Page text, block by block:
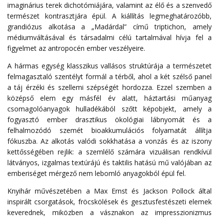
imaginárius terek dichotómiájára, valamint az élő és a szenvedő
természet kontrasztjára épül. A kiállítás legmeghatározóbb,
grandiózus alkotása a „Madárdal” című triptichon, amely
médiumváltásával és társadalmi célú tartalmával hívja fel a
figyelmet az antropocén ember veszélyeire.
A hármas egység klasszikus vallásos struktúrája a természetet
felmagasztaló szentélyt formál a térből, ahol a két szélső panel
a táj érzéki és szellemi szépségét hordozza. Ezzel szemben a
középső elem egy másfél év alatt, háztartási műanyag
csomagolóanyagok hulladékából szőtt képobjekt, amely a
fogyasztó ember drasztikus ökológiai lábnyomát és a
felhalmozódó szemét bioakkumulációs folyamatát állítja
fókuszba. Az alkotás valódi sokkhatása a vonzás és az iszony
kettősségében rejlik: a szemlélő számára vizuálisan rendkívül
látványos, izgalmas textúrájú és taktilis hatású mű valójában az
emberiséget mérgező nem lebomló anyagokból épül fel.
Knyihár művészetében a Max Ernst és Jackson Pollock által
inspirált csorgatások, fröcskölések és gesztusfestészeti elemek
keverednek, miközben a vásznakon az impresszionizmus